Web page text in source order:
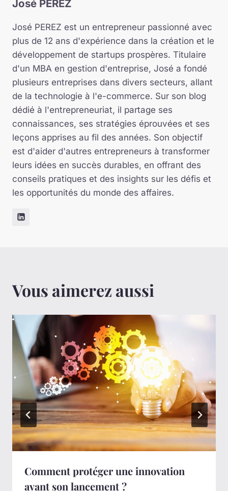
José PEREZ
José PEREZ est un entrepreneur passionné avec
plus de 12 ans d'expérience dans la création et le
développement de startups prospères. Titulaire
d'un MBA en gestion d'entreprise, José a fondé
plusieurs entreprises dans divers secteurs, allant
de la technologie à l'e-commerce. Sur son blog
dédié à l'entrepreneuriat, il partage ses
connaissances, ses stratégies éprouvées et ses
leçons apprises au fil des années. Son objectif
est d'aider d'autres entrepreneurs à transformer
leurs idées en succès durables, en offrant des
conseils pratiques et des insights sur les défis et
les opportunités du monde des affaires.
Vous aimerez aussi
Comment protéger une innovation
avant son lancement ?